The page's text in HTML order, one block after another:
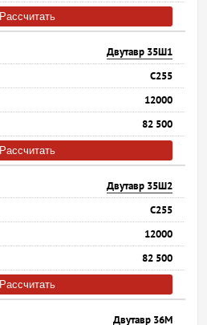
Рассчитать
Двутавр 35Ш1
С255
12000
82 500
Рассчитать
Двутавр 35Ш2
С255
12000
82 500
Рассчитать
Двутавр 36М